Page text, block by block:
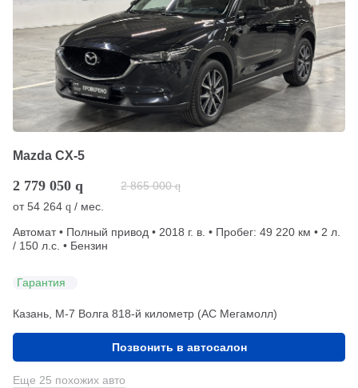
Mazda CX-5
2 779 050 q 2 865 000 q
от54 264 q / мес.
Автомат • Полный привод • 2018 г. в. • Пробег: 49 220 км • 2 л.
/ 150 л.с. • Бензин
Гарантия
Казань, М-7 Волга 818-й километр (АС Мегамолл)
Позвонить в автосалон
Еще 25 похожих авто